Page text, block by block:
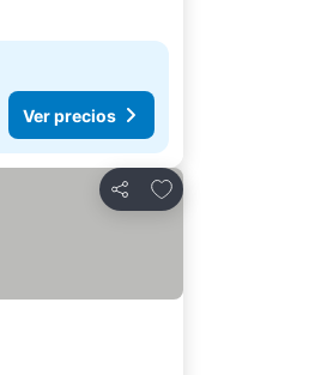
Ver precios
Compartir
Agregar a favoritos